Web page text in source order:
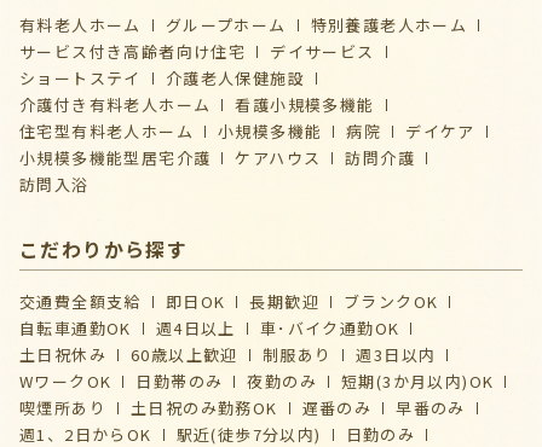
有料老人ホーム グループホーム
特別養護老人ホーム
サービス付き高齢者向け住宅
デイサービス
ショートステイ
介護⽼⼈保健施設
介護付き有料老人ホーム
看護小規模多機能
住宅型有料老人ホーム
小規模多機能 病院
デイケア
⼩規模多機能型居宅介護
ケアハウス
訪問介護
訪問入浴
こだわりから探す
交通費全額支給 即日OK 長期歓迎
ブランクOK
自転車通勤OK
週4日以上
車･バイク通勤OK
土日祝休み
60歳以上歓迎 制服あり
週3日以内
WワークOK
日勤帯のみ 夜勤のみ
短期(3か月以内)OK
喫煙所あり
土日祝のみ勤務OK 遅番のみ
早番のみ
週1、2日からOK
駅近(徒歩7分以内)
日勤のみ